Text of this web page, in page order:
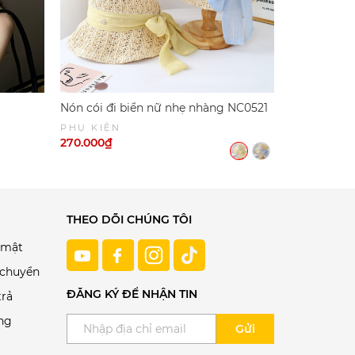
Nón cói đi biển nữ nhẹ nhàng NC0521
PHỤ KIỆN
270.000₫
THEO DÕI CHÚNG TÔI
ĐĂNG KÝ ĐỂ NHẬN TIN
Gửi